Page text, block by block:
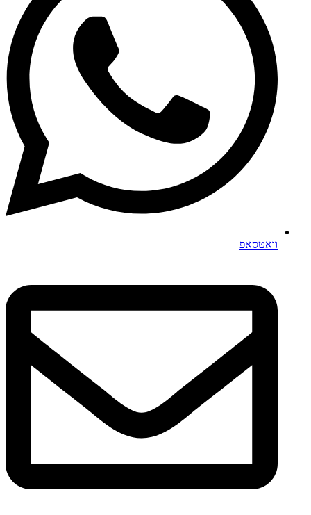
וואטסאפ